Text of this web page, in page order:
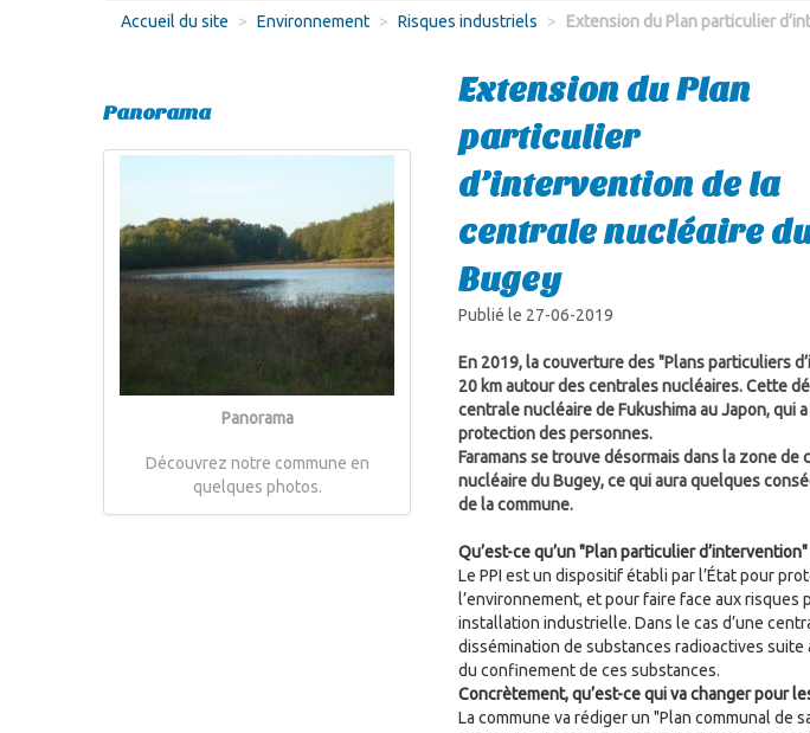
Accueil du site > Environnement > Risques industriels > Extension du Plan particulier
Extension du Plan
particulier
d’intervention de la
centrale nucléaire
Bugey
Publié le 27-06-2019
En 2019, la couverture des "Plans particuliers
20 km autour des centrales nucléaires. Cette
centrale nucléaire de Fukushima au Japon, qui
protection des personnes.
Faramans se trouve désormais dans la zone
nucléaire du Bugey, ce qui aura quelques
de la commune.
Qu’est-ce qu’un "Plan particulier d’intervention"
Le PPI est un dispositif établi par l’État pour
l’environnement, et pour faire face aux risques
installation industrielle. Dans le cas d’une
dissémination de substances radioactives
du confinement de ces substances.
Concrètement, qu’est-ce qui va changer pour
La commune va rédiger un "Plan communal de
Panorama
Panorama
Découvrez notre commune en
quelques photos.